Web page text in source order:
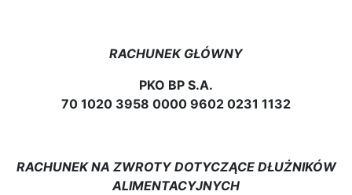
RACHUNEK GŁÓWNY
PKO BP S.A.
70 1020 3958 0000 9602 0231 1132
RACHUNEK NA ZWROTY DOTYCZĄCE DŁUŻNIKÓW
ALIMENTACYJNYCH